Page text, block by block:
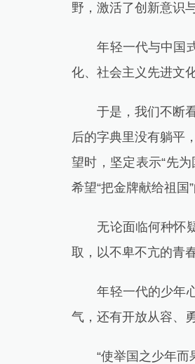
野，激活了创新意
年轻一代与中国式
化、社会主义先进文
于是，我们不断看
后的字典里没有躺平
望时，坚定表示“先
希望“把金牌献给祖
无论面临何种怀疑
取，以不卑不亢的青
年轻一代的少年心
气，还有开放从容、
“使举国之少年而果